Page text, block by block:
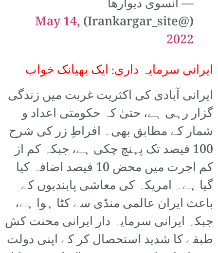
— آنسوی دیوارها
(@Irankargar_site)
May 14,
2022
ایرانی سرمایہ داری: ایک بھیانک خواب
ایرانی آبادی کی اکثریت غربت میں زندگی
گزار رہی ہے، حتیٰ کہ حکومتی اعداد و
شمار کے مطابق بھی۔ افراطِ زر کی شرح
100 فیصد تک پہنچ چکی ہے، جبکہ کم از
کم اجرت میں محض 10 فیصد اضافہ کیا
گیا ہے۔ امریکہ کی معاشی پابندیوں کے
باعث ایران عالمی منڈی سے کٹا ہوا ہے،
جبکہ ایرانی سرمایہ دار ایرانی محنت کش
طبقے کا شدید استحصال کر کے اپنی دولت